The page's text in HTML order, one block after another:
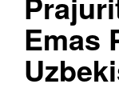
Emas